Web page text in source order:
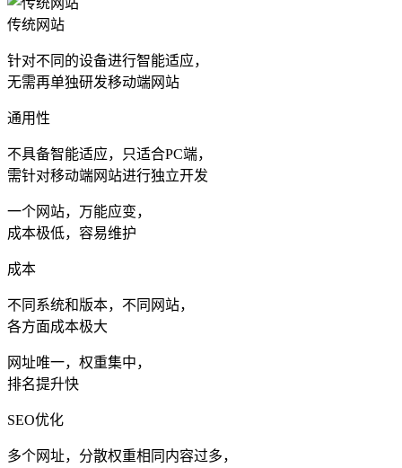
传统网站
针对不同的设备进行智能适应，
无需再单独研发移动端网站
通用性
不具备智能适应，只适合PC端，
需针对移动端网站进行独立开发
一个网站，万能应变，
成本极低，容易维护
成本
不同系统和版本，不同网站，
各方面成本极大
网址唯一，权重集中，
排名提升快
SEO优化
多个网址，分散权重相同内容过多，